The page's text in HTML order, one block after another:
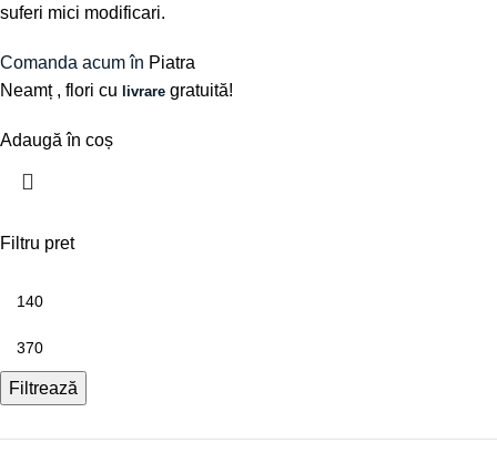
Filtru pret
Filtrează
suferi mici modificari.
Comanda acum în Piatra
Neamț, flori cu livrare gratuită!
Adaugă în coș